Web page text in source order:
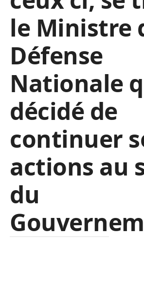
le Ministre
Défense
Nationale
décidé de
continuer
actions au
du